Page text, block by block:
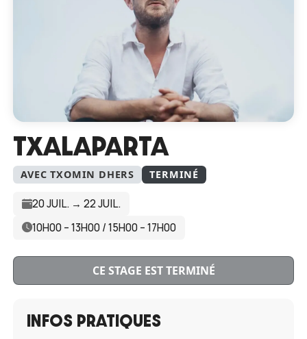
TXALAPARTA
AVEC TXOMIN DHERS TERMINÉ
20 JUIL. → 22 JUIL.
10H00 – 13H00 / 15H00 – 17H00
CE STAGE EST TERMINÉ
INFOS PRATIQUES